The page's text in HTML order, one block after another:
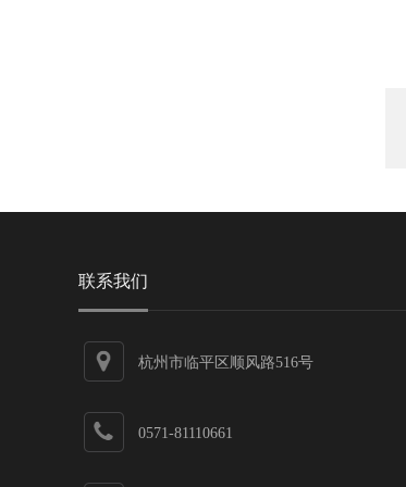
联系我们
杭州市临平区顺风路516号
0571-81110661